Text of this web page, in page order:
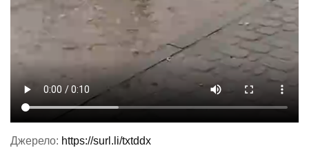
Джерело: https://surl.li/txtddx